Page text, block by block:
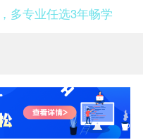
多专业任选3年畅学